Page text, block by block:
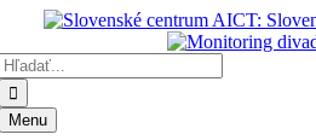
Preskočiť
obsahu
Menu